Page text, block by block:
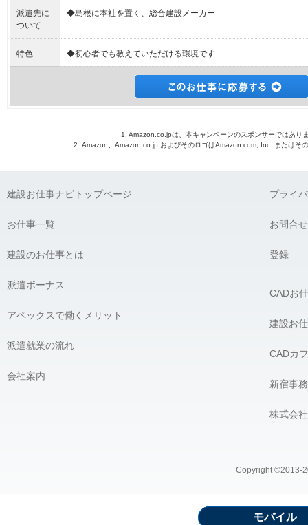
派遣先に
ついて
◆島根に本社を置く、総合建設メーカー
特色 ◆初心者でも教えていただける環境です
1. Amazon.co.jpは、本キャンペーンのスポンサーではあり
2. Amazon、Amazon.co.jp およびそのロゴはAmazon.com, Inc. またはそ
建設お仕事ナビトップページ
お仕事一覧
建設のお仕事とは
派遣ボーナス
アペックスで働くメリット
派遣就業の流れ
会社案内
プライ
お問合せ
登録
CADお
建設お
CADカ
新宿事
株式会
Copyright ©2013-
モバイル